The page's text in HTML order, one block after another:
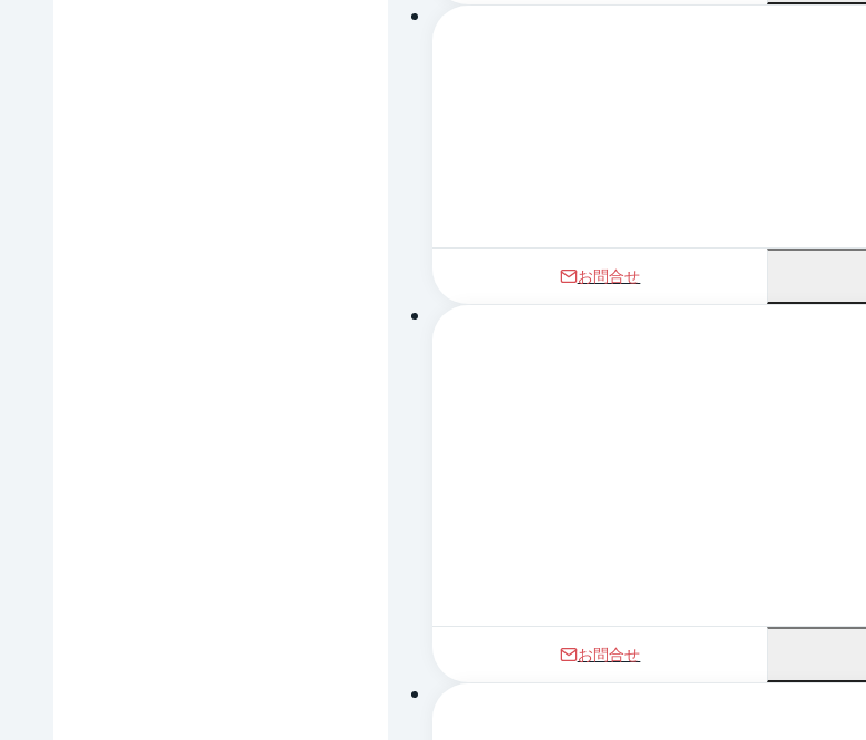
お問合せ
お問合せ